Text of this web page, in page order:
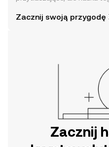
mogłoby się wydawać.
Zacznij swoją przygodę
Zacznij